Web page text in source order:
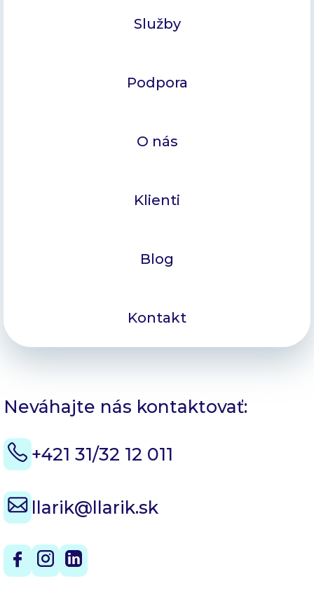
Služby
Podpora
O nás
Klienti
Blog
Kontakt
Neváhajte nás kontaktovať:
+421 31/32 12 011
llarik@llarik.sk